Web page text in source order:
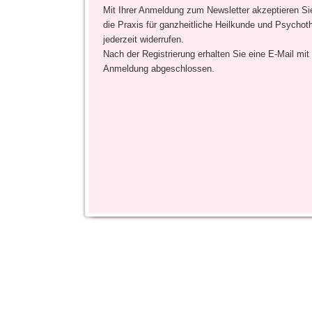
Mit Ihrer Anmeldung zum Newsletter akzeptieren
die Praxis für ganzheitliche Heilkunde und
jederzeit widerrufen.
Nach der Registrierung erhalten Sie eine E-Mail
Anmeldung abgeschlossen.